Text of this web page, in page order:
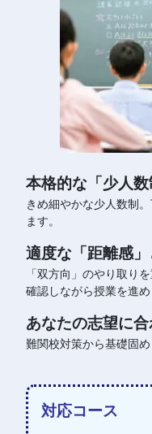
本格的な「少人数
きめ細やかな少人数制
ます。
適度な「距離感」
「双方向」のやり取り
確認しながら授業を進め
あなたの志望に
難関校対策から基礎固
対応コース